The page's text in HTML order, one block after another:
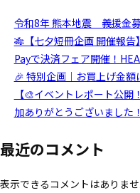
令和8年 熊本地震 義援金
🎋【七夕短冊企画 開催報告】
Payで決済フェア開催！
🎉 特別企画｜お買上げ金
【🎨イベントレポート公
加ありがとうございました！
最近のコメント
表示できるコメントはありませ